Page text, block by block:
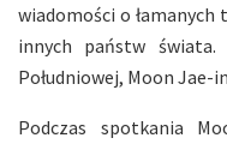
wiadomości o łamanych
innych państw
Południowej, Moon Jae-
Podczas spotkania